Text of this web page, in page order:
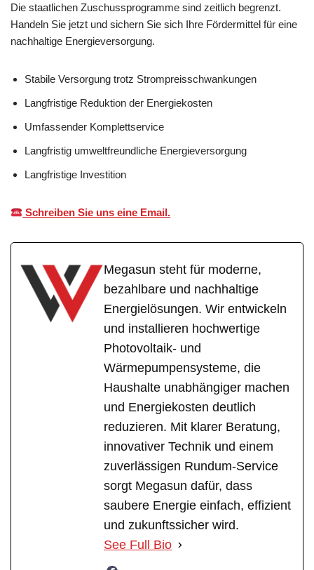
Die staatlichen Zuschussprogramme sind zeitlich begrenzt.
Handeln Sie jetzt und sichern Sie sich Ihre Fördermittel für eine
nachhaltige Energieversorgung.
Stabile Versorgung trotz Strompreisschwankungen
Langfristige Reduktion der Energiekosten
Umfassender Komplettservice
Langfristig umweltfreundliche Energieversorgung
Langfristige Investition
Schreiben Sie uns eine Email.
Megasun steht für moderne,
bezahlbare und nachhaltige
Energielösungen. Wir entwickeln
und installieren hochwertige
Photovoltaik- und
Wärmepumpensysteme, die
Haushalte unabhängiger machen
und Energiekosten deutlich
reduzieren. Mit klarer Beratung,
innovativer Technik und einem
zuverlässigen Rundum-Service
sorgt Megasun dafür, dass
saubere Energie einfach, effizient
und zukunftssicher wird.
See Full Bio